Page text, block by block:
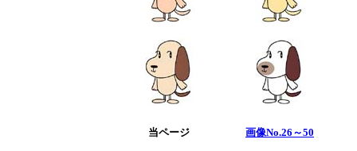
当ページ 画像No.26～50